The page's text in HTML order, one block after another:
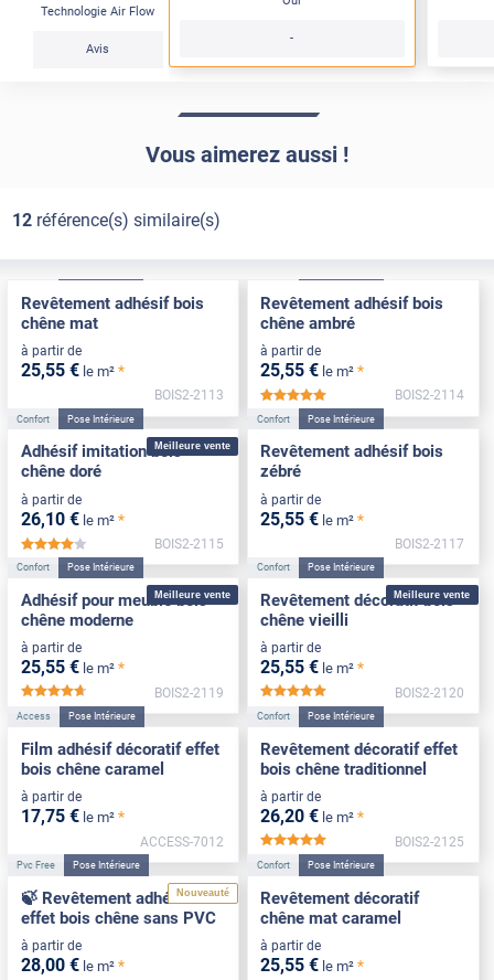
Technologie Air Flow
Avis
-
Vous aimerez aussi !
12référence(s) similaire(s)
Revêtement adhésif bois
chêne mat
à partir de
25,55 € le m² *
BOIS2-2113
Revêtement adhésif bois
chêne ambré
à partir de
25,55 € le m² *
BOIS2-2114
Meilleure vente
Confort Pose Intérieure
Adhésif imitation bois
chêne doré
à partir de
26,10 € le m² *
*****
BOIS2-2115
Confort Pose Intérieure
Revêtement adhésif bois
zébré
à partir de
25,55 € le m² *
BOIS2-2117
Meilleure vente
Confort Pose Intérieure
Adhésif pour meuble bois
chêne moderne
à partir de
25,55 € le m² *
*****
BOIS2-2119
Meilleure vente
Confort Pose Intérieure
Revêtement décoratif bois
chêne vieilli
à partir de
25,55 € le m² *
BOIS2-2120
Access Pose Intérieure
Film adhésif décoratif effet
bois chêne caramel
à partir de
17,75 € le m² *
ACCESS-7012
Confort Pose Intérieure
Revêtement décoratif effet
bois chêne traditionnel
à partir de
26,20 € le m² *
BOIS2-2125
Nouveauté
Pvc Free Pose Intérieure
🍃 Revêtement adhésif
effet bois chêne sans PVC
à partir de
28,00 € le m² *
Confort Pose Intérieure
Revêtement décoratif
chêne mat caramel
à partir de
25,55 € le m² *